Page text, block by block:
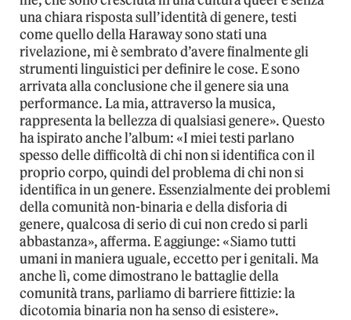
una chiara risposta sull’identità di genere, testi
come quello della Haraway sono stati una
rivelazione, mi è sembrato d’avere finalmente gli
strumenti linguistici per definire le cose. E sono
arrivata alla conclusione che il genere sia una
performance. La mia, attraverso la musica,
rappresenta la bellezza di qualsiasi genere». Questo
ha ispirato anche l’album: «I miei testi parlano
spesso delle difficoltà di chi non si identifica con il
proprio corpo, quindi del problema di chi non si
identifica in un genere. Essenzialmente dei problemi
della comunità non-binaria e della disforia di
genere, qualcosa di serio di cui non credo si parli
abbastanza», afferma. E aggiunge: «Siamo tutti
umani in maniera uguale, eccetto per i genitali. Ma
anche lì, come dimostrano le battaglie della
comunità trans, parliamo di barriere fittizie: la
dicotomia binaria non ha senso di esistere».